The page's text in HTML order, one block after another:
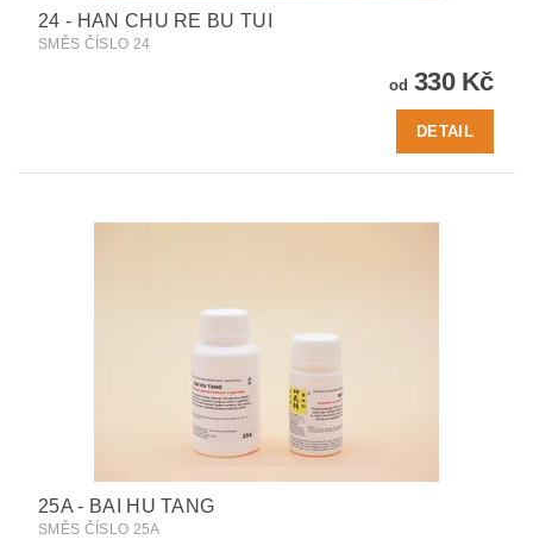
24 - HAN CHU RE BU TUI
SMĚS ČÍSLO 24
od 330 Kč
DETAIL
25A - BAI HU TANG
SMĚS ČÍSLO 25A